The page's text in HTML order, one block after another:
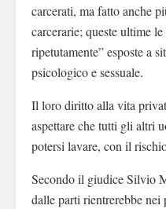
carcerati, ma fatto anche
carcerarie; queste ultime
ripetutamente” esposte a
psicologico e sessuale.
Il loro diritto alla vita
aspettare che tutti gli altri
potersi lavare, con il
Secondo il giudice Silvio
dalle parti rientrerebbe